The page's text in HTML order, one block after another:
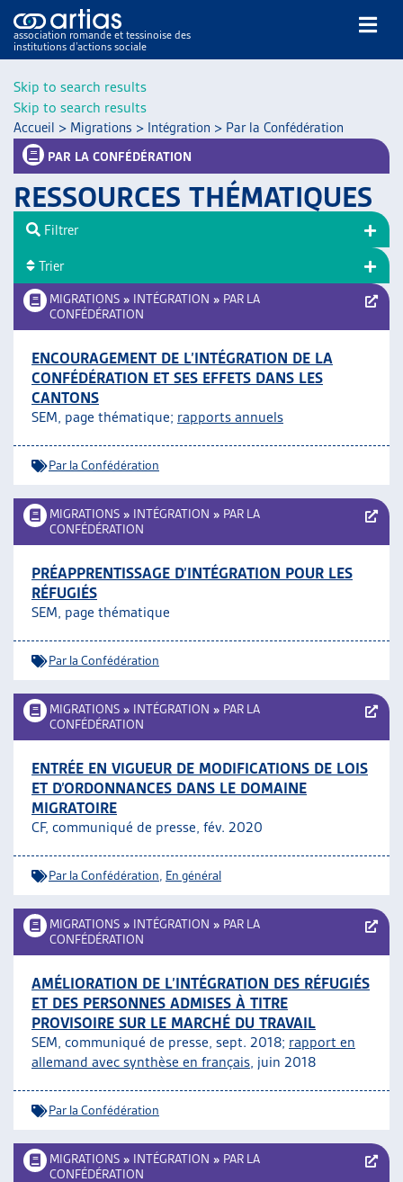
Skip to search results
Skip to search results
association romande et tessinoise des
institutions d’actions sociale
NOS PUBLICATIONS
DOSSIERS DU MOIS
VEILLE
RESSOURCES
GUIDE SOCIAL ROMAND
AUTRES
ARTIAS
PROJETS ET ACTIVITÉS
Accueil > Migrations > Intégration > Par la Confédération
PAR LA CONFÉDÉRATION
RESSOURCES THÉMATIQUES
MIGRATIONS » INTÉGRATION » PAR LA
CONFÉDÉRATION
ENCOURAGEMENT DE L’INTÉGRATION DE LA
CONFÉDÉRATION ET SES EFFETS DANS LES
CANTONS
SEM, page thématique; rapports annuels
Par la Confédération
MIGRATIONS » INTÉGRATION » PAR LA
CONFÉDÉRATION
PRÉAPPRENTISSAGE D’INTÉGRATION POUR LES
RÉFUGIÉS
SEM, page thématique
Par la Confédération
MIGRATIONS » INTÉGRATION » PAR LA
CONFÉDÉRATION
ENTRÉE EN VIGUEUR DE MODIFICATIONS DE LOIS
ET D’ORDONNANCES DANS LE DOMAINE
MIGRATOIRE
CF, communiqué de presse, fév. 2020
Par la Confédération En général
MIGRATIONS » INTÉGRATION » PAR LA
CONFÉDÉRATION
AMÉLIORATION DE L’INTÉGRATION DES RÉFUGIÉS
ET DES PERSONNES ADMISES À TITRE
PROVISOIRE SUR LE MARCHÉ DU TRAVAIL
SEM, communiqué de presse, sept. 2018; rapport en
allemand avec synthèse en français, juin 2018
Par la Confédération
MIGRATIONS » INTÉGRATION » PAR LA
CONFÉDÉRATION
Filtrer
Trier